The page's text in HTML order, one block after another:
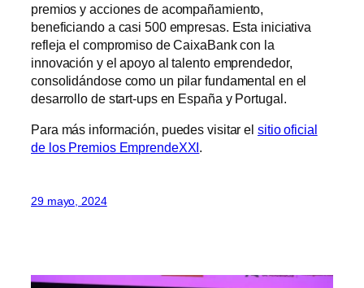
premios y acciones de acompañamiento,
beneficiando a casi 500 empresas. Esta iniciativa
refleja el compromiso de CaixaBank con la
innovación y el apoyo al talento emprendedor,
consolidándose como un pilar fundamental en el
desarrollo de start-ups en España y Portugal.
Para más información, puedes visitar el sitio oficial
de los Premios EmprendeXXI.
29 mayo, 2024